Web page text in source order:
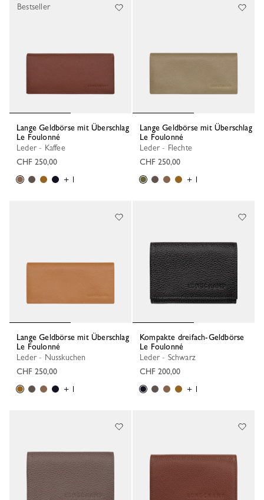
Lange Geldbörse mit Überschlag
Le Foulonné
Leder - Kaffee
CHF 250,00
+ 1
Bestseller
Lange Geldbörse mit Überschlag
Le Foulonné
Leder - Flechte
CHF 250,00
+ 1
Lange Geldbörse mit Überschlag
Le Foulonné
Leder - Nusskuchen
CHF 250,00
+ 1
Kompakte dreifach-Geldbörse
Le Foulonné
Leder - Schwarz
CHF 200,00
+ 1